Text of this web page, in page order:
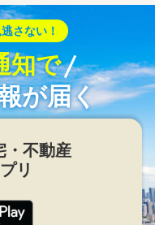
さない！
知で
が届く
・不動産
リ